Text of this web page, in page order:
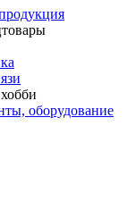
оборудование